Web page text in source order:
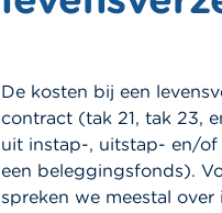
De kosten bij een
contract (tak 21, tak 23,
uit instap-, uitstap- en/of
een beleggingsfonds).
spreken we meestal